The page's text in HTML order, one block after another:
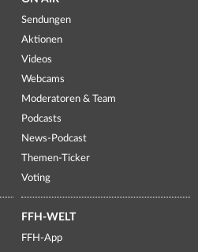
Sendungen
Aktionen
Videos
Webcams
Moderatoren & Team
Podcasts
News-Podcast
Themen-Ticker
Voting
FFH-WELT
FFH-App